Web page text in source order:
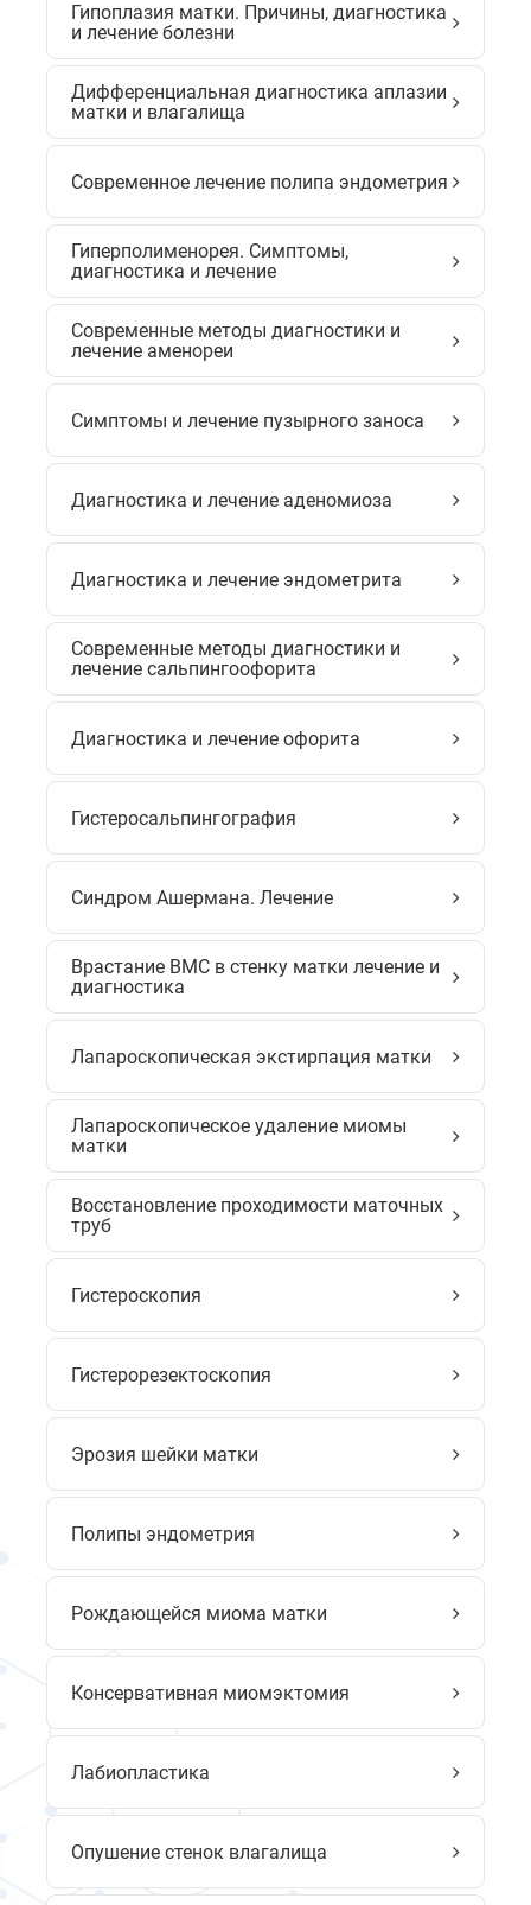
Гипоплазия матки. Причины, диагностика
и лечение болезни
Дифференциальная диагностика аплазии
матки и влагалища
Современное лечение полипа эндометрия
Гиперполименорея. Симптомы,
диагностика и лечение
Современные методы диагностики и
лечение аменореи
Симптомы и лечение пузырного заноса
Диагностика и лечение аденомиоза
Диагностика и лечение эндометрита
Современные методы диагностики и
лечение сальпингоофорита
Диагностика и лечение офорита
Гистеросальпингография
Синдром Ашермана. Лечение
Врастание ВМС в стенку матки лечение и
диагностика
Лапароскопическая экстирпация матки
Лапароскопическое удаление миомы
матки
Восстановление проходимости маточных
труб
Гистероскопия
Гистерорезектоскопия
Эрозия шейки матки
Полипы эндометрия
Рождающейся миома матки
Консервативная миомэктомия
Лабиопластика
Опушение стенок влагалища